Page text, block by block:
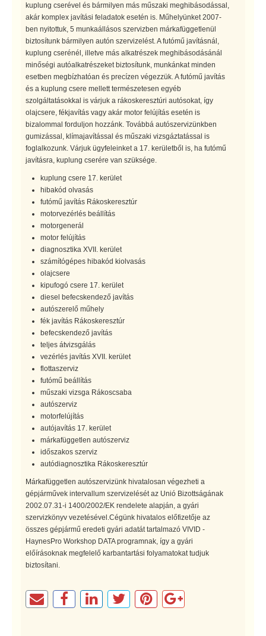
kuplung cserével és bármilyen más műszaki meghibásodással,
akár komplex javítási feladatok esetén is. Műhelyünket 2007-
ben nyitottuk, 5 munkaállásos szervizben márkafüggetlenül
biztosítunk bármilyen autón szervizelést. A futómű javításnál,
kuplung cserénél, illetve más alkatrészek meghibásodásánál
minőségi autóalkatrészeket biztosítunk, munkánkat minden
esetben megbízhatóan és precízen végezzük. A futómű javítás
és a kuplung csere mellett természetesen egyéb
szolgáltatásokkal is várjuk a rákoskeresztúri autósokat, így
olajcsere, fékjavítás vagy akár motor felújítás esetén is
bizalommal forduljon hozzánk. Továbbá autószervizünkben
gumizással, klímajavítással és műszaki vizsgáztatással is
foglalkozunk. Várjuk ügyfeleinket a 17. kerületből is, ha futómű
javításra, kuplung cserére van szüksége.
kuplung csere 17. kerület
hibakód olvasás
futómű javítás Rákoskeresztúr
motorvezérlés beállítás
motorgenerál
motor felújítás
diagnosztika XVII. kerület
számítógépes hibakód kiolvasás
olajcsere
kipufogó csere 17. kerület
diesel befecskendező javítás
autószerelő műhely
fék javítás Rákoskeresztúr
befecskendező javítás
teljes átvizsgálás
vezérlés javítás XVII. kerület
flottaszerviz
futómű beállítás
műszaki vizsga Rákoscsaba
autószerviz
motorfelújítás
autójavítás 17. kerület
márkafüggetlen autószerviz
időszakos szerviz
autódiagnosztika Rákoskeresztúr
Márkafüggetlen autószervizünk hivatalosan végezheti a
gépjárművek intervallum szervizelését az Unió Bizottságának
2002.07.31-i 1400/2002/EK rendelete alapján, a gyári
szervizkönyv vezetésével.Cégünk hivatalos előfizetője az
összes gépjármű eredeti gyári adatát tartalmazó VIVID -
HaynesPro Workshop DATA programnak, így a gyári
előírásoknak megfelelő karbantartási folyamatokat tudjuk
biztosítani.